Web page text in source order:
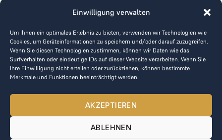
Einwilligung verwalten
Um Ihnen ein optimales Erlebnis zu bieten, verwenden wir Technologien wie
Cookies, um Geräteinformationen zu speichern und/oder darauf zuzugreifen.
Wenn Sie diesen Technologien zustimmen, können wir Daten wie das
Surfverhalten oder eindeutige IDs auf dieser Website verarbeiten. Wenn Sie
Ihre Einwilligung nicht erteilen oder zurückziehen, können bestimmte
Merkmale und Funktionen beeinträchtigt werden.
AKZEPTIEREN
ABLEHNEN
3 Min. Lesezeit
Regionale Werbung bei McDonald’s
mit Tantum Bonum